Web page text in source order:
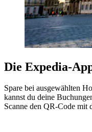
Die Expedia-
Spare bei ausgewählten
kannst du deine
Scanne den QR-Code mit